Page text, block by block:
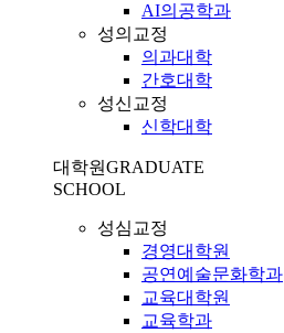
AI의공학과
성의교정
의과대학
간호대학
성신교정
신학대학
대학원GRADUATE
SCHOOL
성심교정
경영대학원
공연예술문화학과
교육대학원
교육학과